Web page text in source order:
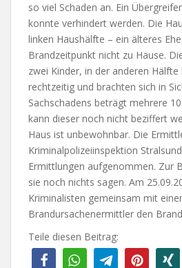
so viel Schaden an. Ein
konnte verhindert werden. Die
linken Haushälfte – ein älteres
Brandzeitpunkt nicht zu Hause.
zwei Kinder, in der anderen
rechtzeitig und brachten sich in
Sachschadens beträgt mehrere
kann dieser noch nicht beziffert
Haus ist unbewohnbar. Die
Kriminalpolizeiinspektion
Ermittlungen aufgenommen. Zur
sie noch nichts sagen. Am
Kriminalisten gemeinsam mit
Brandursachenermittler den
Teile diesen Beitrag: